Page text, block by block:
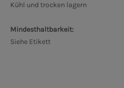
Kühl und trocken lagern
Mindesthaltbarkeit:
Siehe Etikett